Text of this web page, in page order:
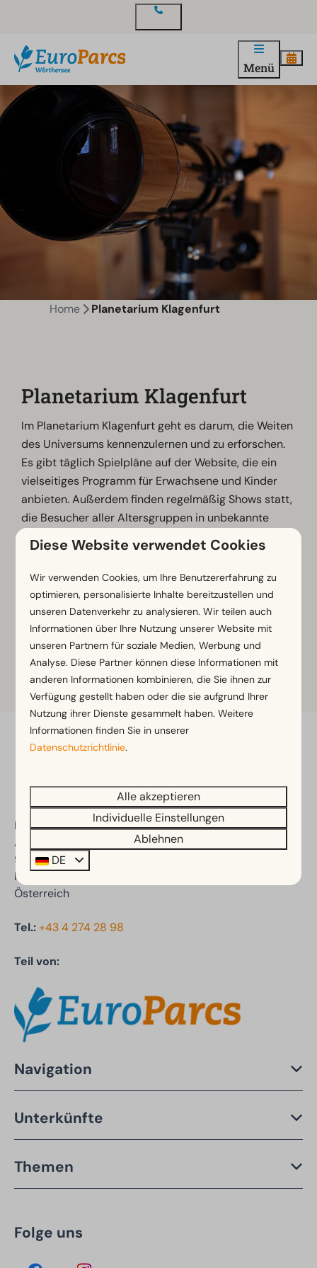
Menü
Home Planetarium Klagenfurt
Planetarium Klagenfurt
Im Planetarium Klagenfurt geht es darum, die Weiten
des Universums kennenzulernen und zu erforschen.
Es gibt täglich Spielpläne auf der Website, die ein
vielseitiges Programm für Erwachsene und Kinder
anbieten. Außerdem finden regelmäßig Shows statt,
die Besucher aller Altersgruppen in unbekannte
Welten entführen, zum Beispiel zu den Dinosauriern.
Vor allem mit Kindern ist das Planetarium ein
sehenswerter Ort, aber auch Erwachsene werden
hier ins Staunen versetzt. Die Öffnungszeiten sowie
Informationen zu Spielplänen und Shows sind auf der
Website zu finden.
Mehr Informationen
Bezahle sicher
EuroParcs Wörthersee
Auenstraße 47a
9535 Schiefling am See
Kärnten
Österreich
Tel.:+43 4 274 28 98
Teil von:
Navigation
Unterkünfte
Themen
Folge uns
Diese Website verwendet Cookies
Wir verwenden Cookies, um Ihre Benutzererfahrung zu
optimieren, personalisierte Inhalte bereitzustellen und
unseren Datenverkehr zu analysieren. Wir teilen auch
Informationen über Ihre Nutzung unserer Website mit
unseren Partnern für soziale Medien, Werbung und
Analyse. Diese Partner können diese Informationen mit
anderen Informationen kombinieren, die Sie ihnen zur
Verfügung gestellt haben oder die sie aufgrund Ihrer
Nutzung ihrer Dienste gesammelt haben. Weitere
Informationen finden Sie in unserer
Datenschutzrichtlinie.
Alle akzeptieren
Individuelle Einstellungen
Ablehnen
DE